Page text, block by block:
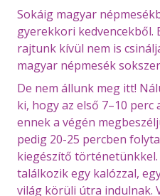
Sokáig magyar
gyerekkori kedvencekből.
rajtunk kívül nem is
magyar népmesék
De nem állunk meg itt!
ki, hogy az első 7–10 perc
ennek a végén
pedig 20-25 percben
kiegészítő történetünkkel.
találkozik egy kalózzal,
világ körüli útra indulnak.